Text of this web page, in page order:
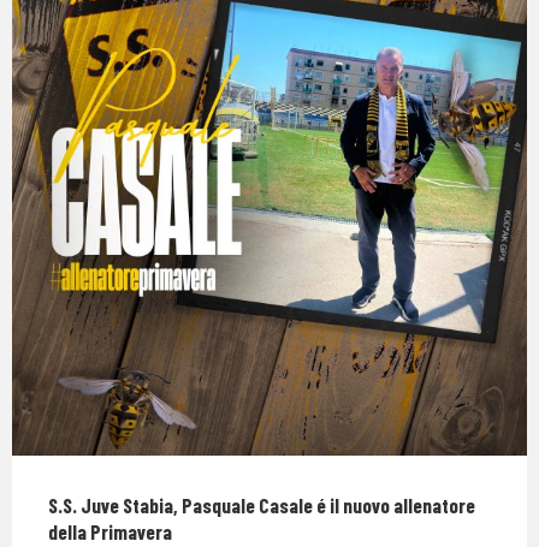
S.S. Juve Stabia, Pasquale Casale é il nuovo allenatore
della Primavera